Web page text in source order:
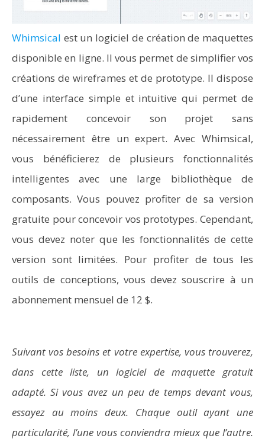
Whimsical est un logiciel de création de maquettes
disponible en ligne. Il vous permet de simplifier vos
créations de wireframes et de prototype. Il dispose
d’une interface simple et intuitive qui permet de
rapidement concevoir son projet sans
nécessairement être un expert. Avec Whimsical,
vous bénéficierez de plusieurs fonctionnalités
intelligentes avec une large bibliothèque de
composants. Vous pouvez profiter de sa version
gratuite pour concevoir vos prototypes. Cependant,
vous devez noter que les fonctionnalités de cette
version sont limitées. Pour profiter de tous les
outils de conceptions, vous devez souscrire à un
abonnement mensuel de 12 $.
Suivant vos besoins et votre expertise, vous trouverez,
dans cette liste, un logiciel de maquette gratuit
adapté. Si vous avez un peu de temps devant vous,
essayez au moins deux. Chaque outil ayant une
particularité, l’une vous conviendra mieux que l’autre.